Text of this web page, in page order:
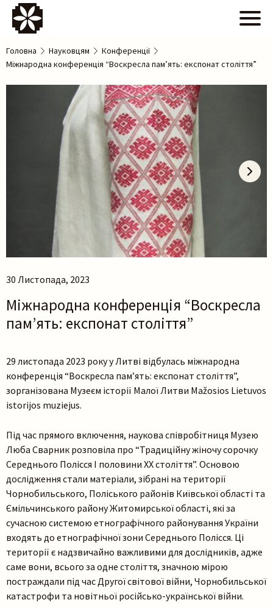
Пошук на сайті
Шукати
Головна Науковцям
Конференції
Міжнародна конференція “Воскресла пам’ять: експонат століття”
30 Листопада, 2023
Міжнародна конференція “Воскресла
пам’ять: експонат століття”
29 листопада 2023 року у Литві відбулась міжнародна
конференція “Воскресла пам’ять: експонат століття”,
зорганізована Музеєм історії Малої Литви Mažosios Lietuvos
istorijos muziejus.
Під час прямого включення, наукова співробітниця Музею
Люба Сварник розповіла про “Традиційну жіночу сорочку
Середнього Полісся І половини ХХ століття”. Основою
дослідження стали матеріали, зібрані на території
Чорнобильського, Поліського районів Київської області та
Ємільчинського району Житомирської області, які за
сучасною системою етнографічного районування України
входять до етнографічної зони Середнього Полісся. Ці
території є надзвичайно важливими для дослідників, адже
саме вони, всього за одне століття, значною мірою
постраждали під час Другої світової війни, Чорнобильської
катастрофи та новітньої російсько-української війни.